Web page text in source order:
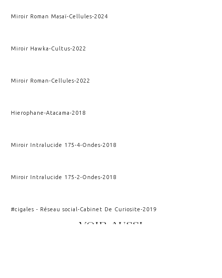
Miroir Roman Masaï-Cellules-2024
Miroir Hawka-Cultus-2022
Miroir Roman-Cellules-2022
Hierophane-Atacama-2018
Miroir Intralucide 175-4-Ondes-2018
Miroir Intralucide 175-2-Ondes-2018
#cigales - Réseau social-Cabinet De Curiosite-2019
VOIR AUSSI